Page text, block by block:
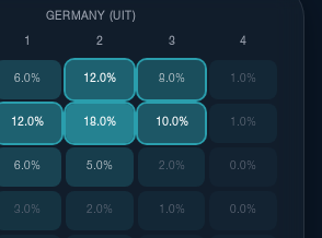
GERMANY (UIT)
1 2 3 4
6.0% 12.0% 8.0% 1.0%
12.0% 18.0% 10.0% 1.0%
6.0% 5.0% 2.0% 0.0%
3.0% 2.0% 1.0% 0.0%